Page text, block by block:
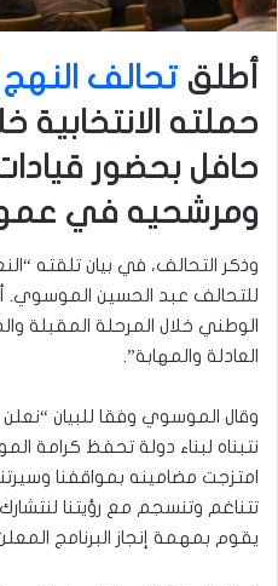
أطلقتحالف
حملته
حافل بحضور
ومرشحيه في
وذكر التحالف، في بيان تلقته
للتحالف عبد الحسين الموسوي.
الوطني خلال المرحلة المقبلة
العادلة والمهابة”.
وقال الموسوي وفقا للبيان
نتبناه لبناء دولة تحفظ كرامة
امتزجت مضامينه بمواقفنا
تتناغم وتنسجم مع رؤيتنا
يقوم بمهمة إنجاز البرنامج